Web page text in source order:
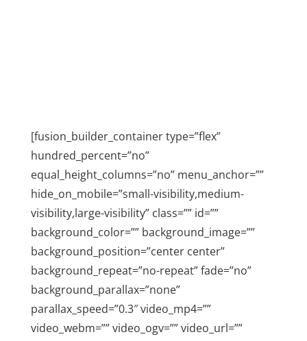
[fusion_builder_container type=”flex”
hundred_percent=”no”
equal_height_columns=”no” menu_anchor=””
hide_on_mobile=”small-visibility,medium-
visibility,large-visibility” class=”” id=””
background_color=”” background_image=””
background_position=”center center”
background_repeat=”no-repeat” fade=”no”
background_parallax=”none”
parallax_speed=”0.3″ video_mp4=””
video_webm=”” video_ogv=”” video_url=””